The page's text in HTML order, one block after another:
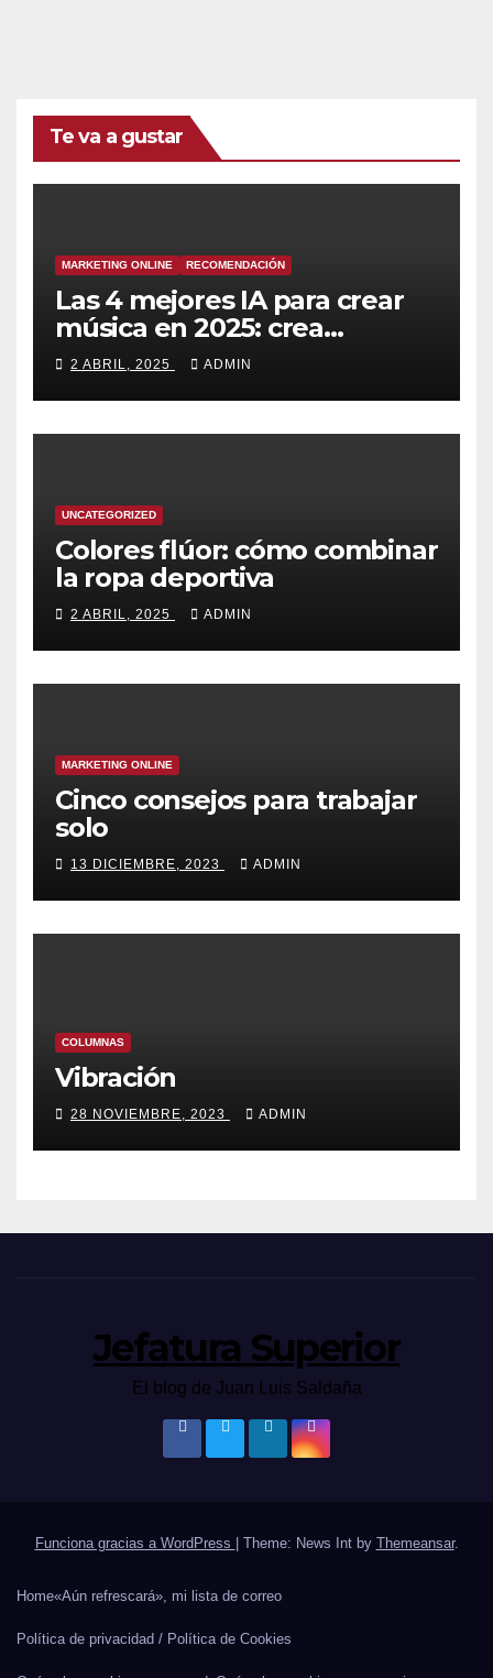
Te va a gustar
MARKETING ONLINE RECOMENDACIÓN
Las 4 mejores IA para crear
música en 2025: crea
canciones increíbles en
2 ABRIL, 2025 ADMIN
UNCATEGORIZED
Colores flúor: cómo combinar
la ropa deportiva
2 ABRIL, 2025 ADMIN
MARKETING ONLINE
Cinco consejos para trabajar
solo
13 DICIEMBRE, 2023 ADMIN
COLUMNAS
Vibración
28 NOVIEMBRE, 2023 ADMIN
Jefatura Superior
El blog de Juan Luis Saldaña
Funciona gracias a WordPress Theme: News Int by Themeansar.
Home«Aún refrescará», mi lista de correo
Política de privacidad / Política de Cookies